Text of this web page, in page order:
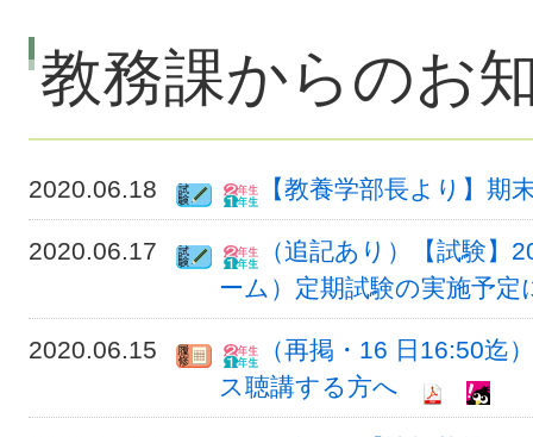
教務課からのお
2020.06.18 【教養学部長より】期
2020.06.17
（追記あり）【試験】
ーム）定期試験の実施予定
2020.06.15
（再掲・16 日16:50迄
ス聴講する方へ